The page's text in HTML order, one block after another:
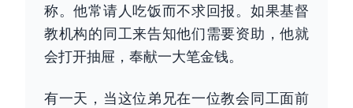
称。他常请人吃饭而不求回报。如果基督
教机构的同工来告知他们需要资助，他就
会打开抽屉，奉献一大笔金钱。
有一天，当这位弟兄在一位教会同工面前